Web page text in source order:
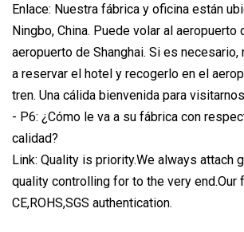
Enlace: Nuestra fábrica y oficina están
Ningbo, China. Puede volar al aeropuerto
aeropuerto de Shanghai. Si es
a reservar el hotel y recogerlo en el
tren. Una cálida bienvenida para
- P6: ¿Cómo le va a su fábrica con
calidad?
Link: Quality is priority.We always attach
quality controlling for to the very end.Our
CE,ROHS,SGS authentication.